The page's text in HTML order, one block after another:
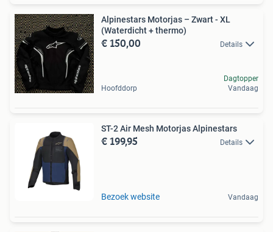
Alpinestars Motorjas – Zwart - XL
(Waterdicht + thermo)
€ 150,00 Details
Hoofddorp
Dagtopper
Vandaag
ST-2 Air Mesh Motorjas Alpinestars
€ 199,95 Details
Bezoek website Vandaag